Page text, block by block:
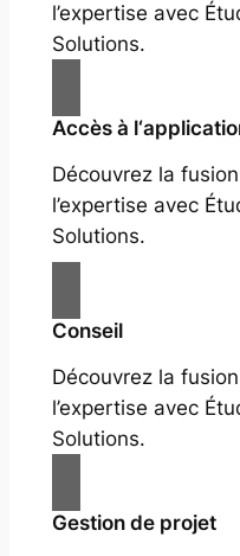
l’expertise avec
Solutions.
Accès à
Découvrez la
l’expertise avec
Solutions.
Conseil
Découvrez la
l’expertise avec
Solutions.
Gestion de projet